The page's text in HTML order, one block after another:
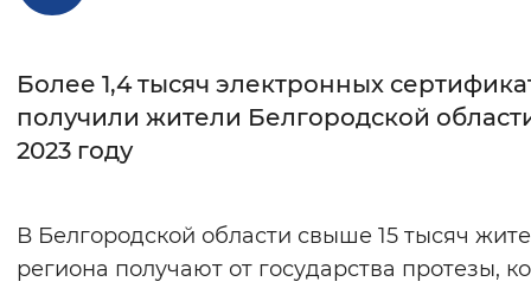
Без засечек С засечками
Цвет сайта
Более 1,4 тысяч электронных
получили жители Белгородской
2023 году
В Белгородской области свыше 15 тысяч
региона получают от государства протезы,